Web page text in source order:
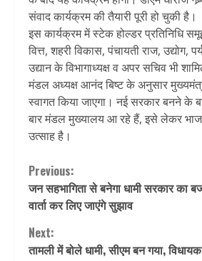
संवाद कार्यक्रम की तैयारी पूरी हो चुकी है।
इस कार्यक्रम में स्टेक होल्डर प्रतिनिधि
वित्त, शहरी विकास, पंचायती राज, उद्योग,
उद्यान के विभागाध्यक्ष व अपर सचिव भी
मंडल अध्यक्ष आनंद बिष्ट के अनुसार
स्वागत किया जाएगा। नई सरकार बनने के
बार मंडल मुख्यालय आ रहे हैं, इसे लेकर
उत्साह है।
Continue
Reading
Previous:
जन सहभागिता से बनेगा धामी सरकार का
वार्ता कर लिए जाएंगे सुझाव
Next:
तामली में बोले धामी, सीएम बन गया,